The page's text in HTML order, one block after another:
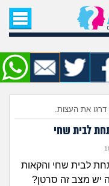
הבית
שאלה
חדשות
שעוררו עניין
חדשות
כאן?
דרגו את העצות.
לבית שחי
לבית שחי והקאות
יש מצב זה סרטן?